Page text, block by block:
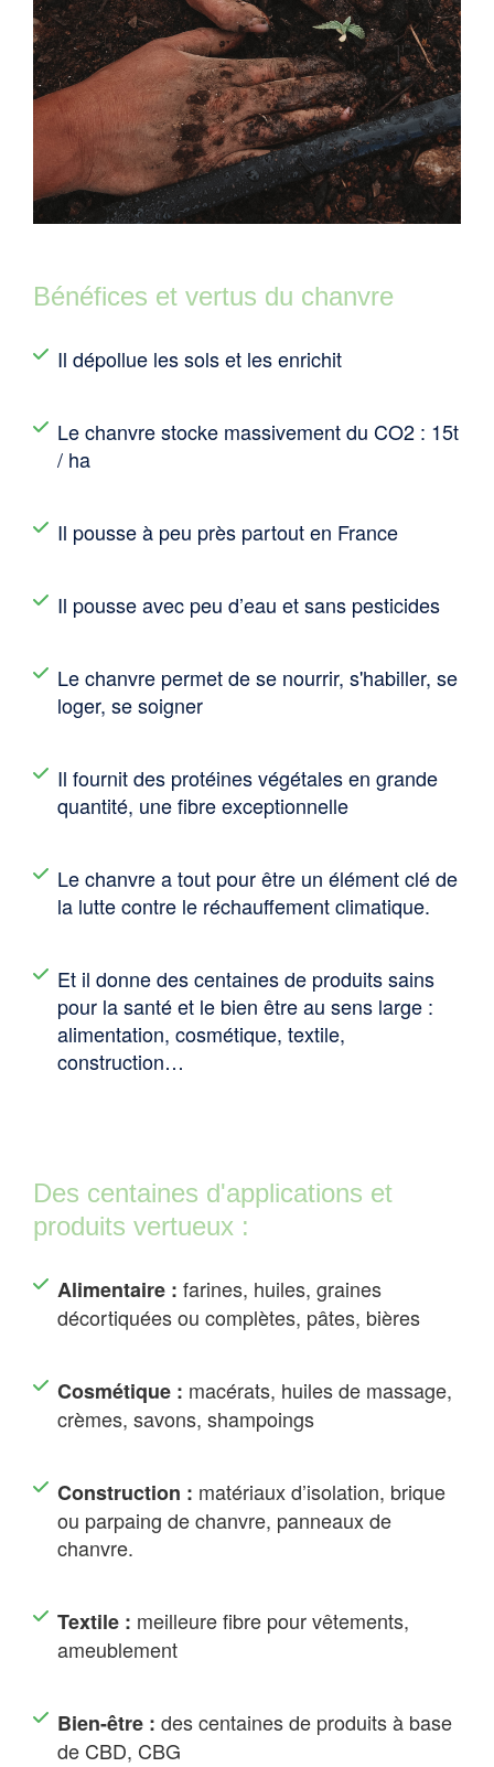
Bénéfices et vertus du chanvre
Il dépollue les sols et les enrichit
Le chanvre stocke massivement du CO2 : 15t
/ ha
Il pousse à peu près partout en France
Il pousse avec peu d’eau et sans pesticides
Le chanvre permet de se nourrir, s'habiller, se
loger, se soigner
Il fournit des protéines végétales en grande
quantité, une fibre exceptionnelle
Le chanvre a tout pour être un élément clé de
la lutte contre le réchauffement climatique.
Et il donne des centaines de produits sains
pour la santé et le bien être au sens large :
alimentation, cosmétique, textile,
construction…
Des centaines d'applications et
produits vertueux :
Alimentaire : farines, huiles, graines
décortiquées ou complètes, pâtes, bières
Cosmétique : macérats, huiles de massage,
crèmes, savons, shampoings
Construction : matériaux d’isolation, brique
ou parpaing de chanvre, panneaux de
chanvre.
Textile : meilleure fibre pour vêtements,
ameublement
Bien-être : des centaines de produits à base
de CBD, CBG